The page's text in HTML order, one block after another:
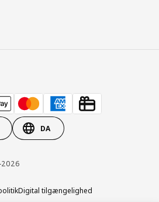
DA
2026
Digital tilgængelighed